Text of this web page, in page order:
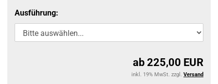
Ausführung:
ab 225,00 EUR
inkl. 19% MwSt. zzgl. Versand